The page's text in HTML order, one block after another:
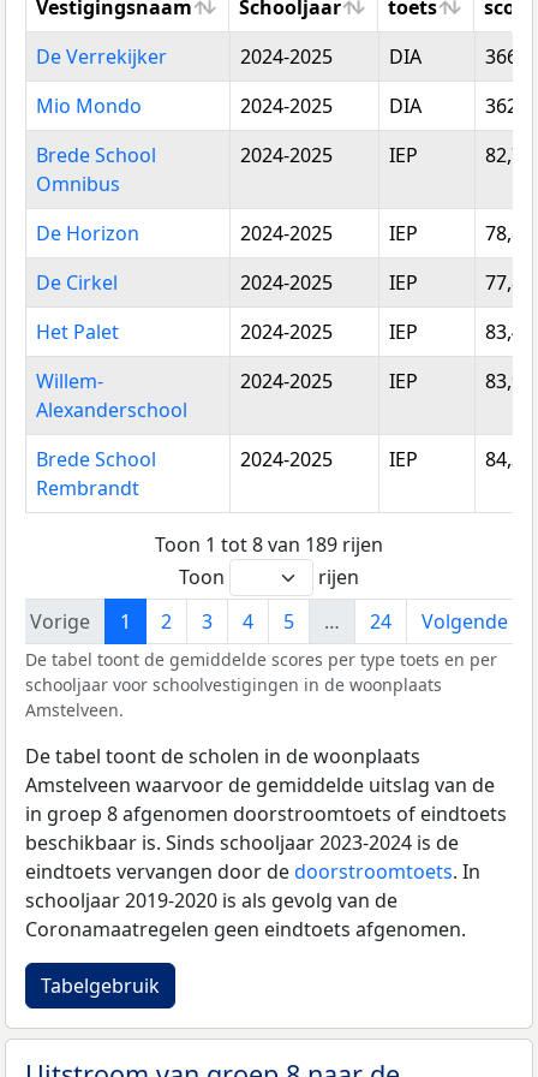
Vestigingsnaam Schooljaar toets
score
Vestigingsnaam
Schooljaar
Type
toets
score
De Verrekijker 2024-2025 DIA
Mio Mondo
2024-2025 DIA
Brede School
Omnibus
2024-2025 IEP 82,71
De Horizon 2024-2025 IEP
78,86
De Cirkel
2024-2025 IEP
77,84
Het Palet
2024-2025 IEP
83,44
Willem-
Alexanderschool
2024-2025 IEP 83,96
Brede School
Rembrandt
2024-2025 IEP 84,33
Toon 1 tot 8 van 189 rijen
Toon
rijen
Vorige
1 2 3 4 5 … 24 Volgende
De tabel toont de gemiddelde scores per type toets en per
schooljaar voor schoolvestigingen in de woonplaats
Amstelveen.
De tabel toont de scholen in de woonplaats
Amstelveen waarvoor de gemiddelde uitslag van de
in groep 8 afgenomen doorstroomtoets of eindtoets
beschikbaar is. Sinds schooljaar 2023-2024 is de
eindtoets vervangen door dedoorstroomtoets. In
schooljaar 2019-2020 is als gevolg van de
Coronamaatregelen geen eindtoets afgenomen.
Tabelgebruik